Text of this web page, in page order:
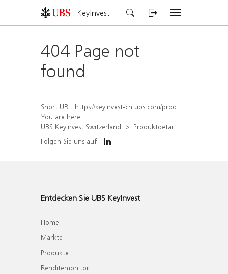
KeyInvest
404 Page not
found
Short URL: https://keyinvest-ch.ubs.com/produkt/detail/index/isin/CH1579758827
You are here:
UBS KeyInvest Switzerland
Produktdetail
Folgen Sie uns auf
Entdecken Sie UBS KeyInvest
Home
Märkte
Produkte
Renditemonitor